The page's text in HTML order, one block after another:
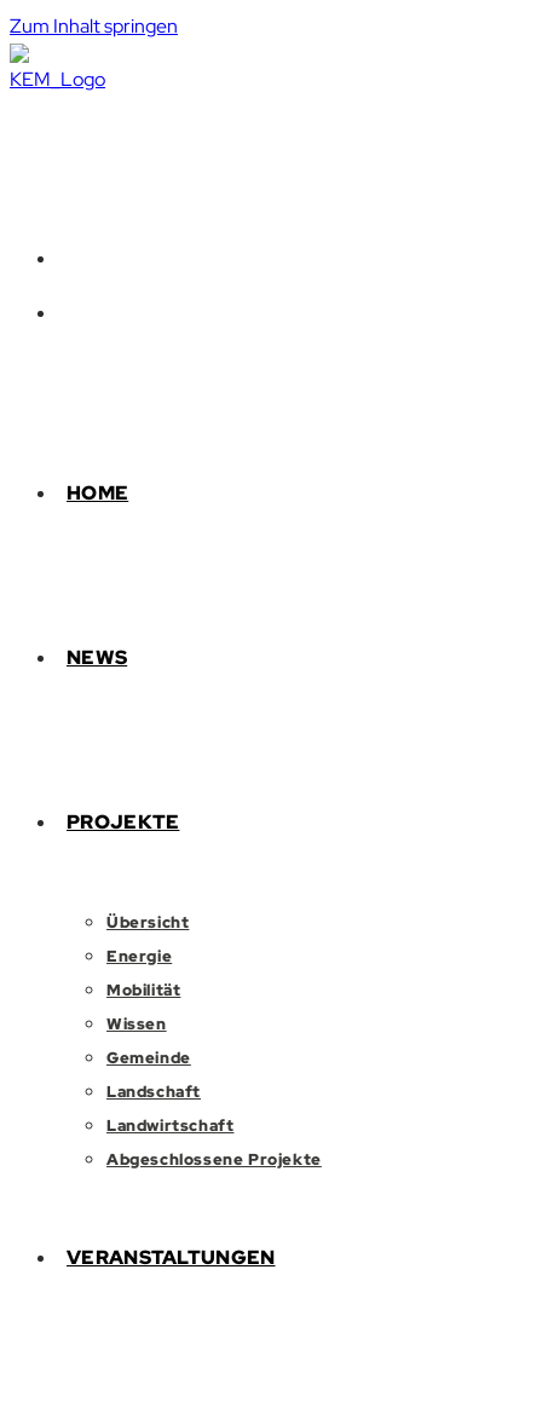
Zum Inhalt springen
HOME
NEWS
PROJEKTE
Übersicht
Energie
Mobilität
Wissen
Gemeinde
Landschaft
Landwirtschaft
Abgeschlossene Projekte
VERANSTALTUNGEN